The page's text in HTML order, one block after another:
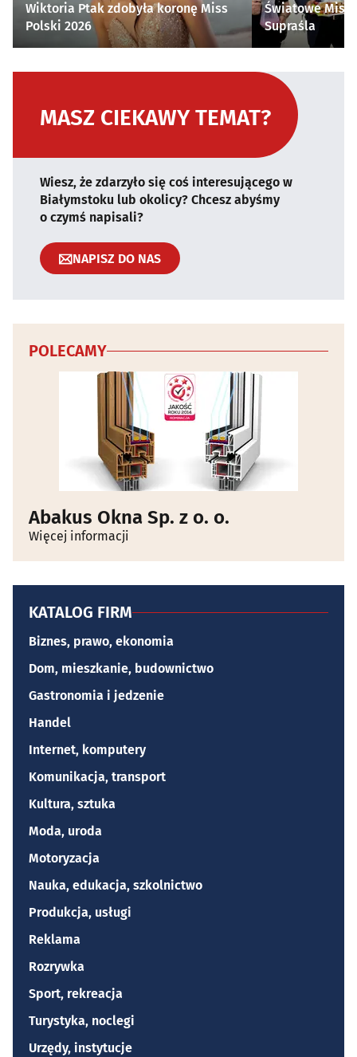
Wiktoria Ptak zdobyła koronę Miss
Polski 2026
Światowe
Supraśla
MASZ CIEKAWY TEMAT?
Wiesz, że zdarzyło się coś interesującego w
Białymstoku lub okolicy? Chcesz abyśmy
o czymś napisali?
NAPISZ DO NAS
POLECAMY
Abakus Okna Sp. z o. o.
Więcej informacji
KATALOG FIRM
Biznes, prawo, ekonomia
Dom, mieszkanie, budownictwo
Gastronomia i jedzenie
Handel
Internet, komputery
Komunikacja, transport
Kultura, sztuka
Moda, uroda
Motoryzacja
Nauka, edukacja, szkolnictwo
Produkcja, usługi
Reklama
Rozrywka
Sport, rekreacja
Turystyka, noclegi
Urzędy, instytucje